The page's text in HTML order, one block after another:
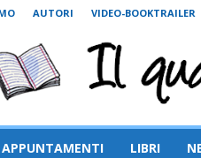
AUTORI VIDEO-BOOKTRAILER
APPUNTAMENTI LIBRI